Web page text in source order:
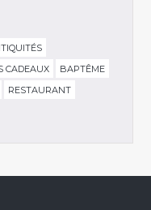
CADEAUX
BAPTÊME
RESTAURANT